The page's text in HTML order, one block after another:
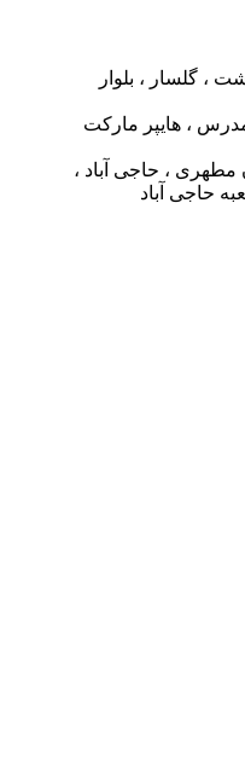
، گلسار ، بلوار
مدرس ، هایپر مارکت
مطهری ، حاجی آباد ،
حاجی آباد